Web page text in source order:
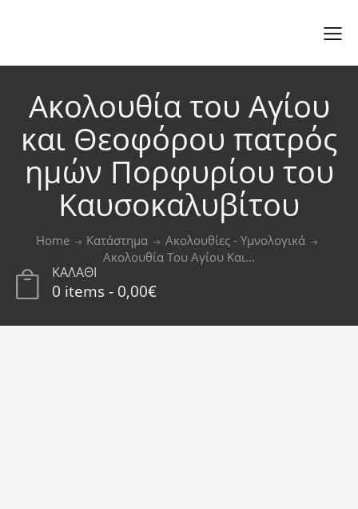
Ακολουθία του Αγίου
και Θεοφόρου πατρός
ημών Πορφυρίου του
Καυσοκαλυβίτου
Home Κατάστημα
Ακολουθίες - Υμνολογικά
Ακολουθία Του Αγίου Και...
ΚΑΛΑΘΙ
0 items- 0,00€